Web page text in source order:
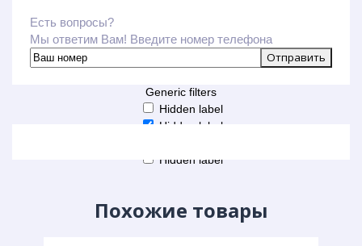
Generic filters
Hidden label
Hidden label
Hidden label
Есть вопросы?
Мы ответим Вам! Введите номер телефона
Похожие товары